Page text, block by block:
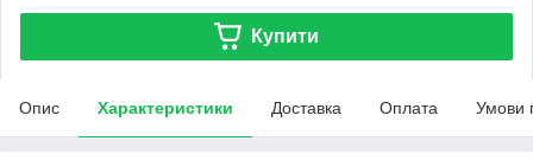
Купити
Опис Характеристики Доставка Оплата Умови